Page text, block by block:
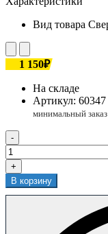
Вид товара
1 150₽
На складе
Артикул: 60347
-
+
В корзину